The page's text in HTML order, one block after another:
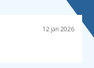
12 jan 2026